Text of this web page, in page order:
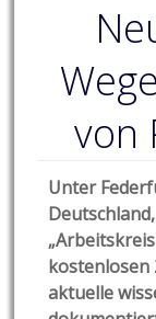
von
Unter
kostenlosen
aktuelle